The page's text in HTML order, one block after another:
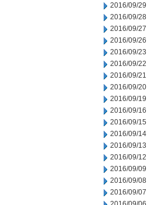
2016/09/29
2016/09/28
2016/09/27
2016/09/26
2016/09/23
2016/09/22
2016/09/21
2016/09/20
2016/09/19
2016/09/16
2016/09/15
2016/09/14
2016/09/13
2016/09/12
2016/09/09
2016/09/08
2016/09/07